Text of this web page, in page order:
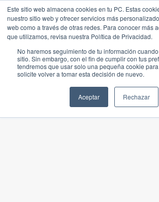
Este sitio web almacena cookies en tu PC. Estas
nuestro sitio web y ofrecer servicios más
web como a través de otras redes. Para conocer más
que utilizamos, revisa nuestra Política de Privacidad.
No haremos seguimiento de tu información
sitio. Sin embargo, con el fin de cumplir con tus
tendremos que usar solo una pequeña cookie
solicite volver a tomar esta decisión de nuevo.
Aceptar Rechazar